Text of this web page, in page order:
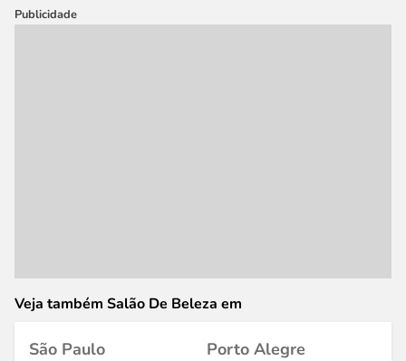
Publicidade
Veja também Salão De Beleza em
São Paulo
Porto Alegre